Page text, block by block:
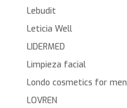
Lebudit
Leticia Well
LIDERMED
Limpieza facial
Londo cosmetics for men
LOVREN